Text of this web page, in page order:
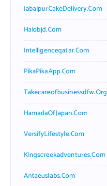
JabalpurCakeDelivery.com
Halobjd.com
Intelligenceqatar.com
PikaPikaApp.com
Takecareofbusinessdfw.org
HamadaOfJapan.com
VersifyLifestyle.com
Kingscreekadventures.com
Antaeuslabs.com